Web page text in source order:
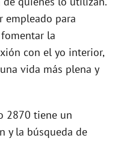
empleado para
la
con el yo interior,
vida más plena y
2870 tiene un
y la búsqueda de